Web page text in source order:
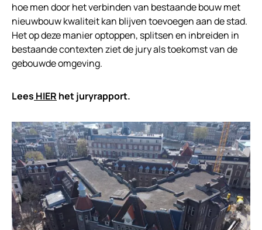
hoe men door het verbinden van bestaande bouw met
nieuwbouw kwaliteit kan blijven toevoegen aan de stad.
Het op deze manier optoppen, splitsen en inbreiden in
bestaande contexten ziet de jury als toekomst van de
gebouwde omgeving.
Lees HIER het juryrapport.